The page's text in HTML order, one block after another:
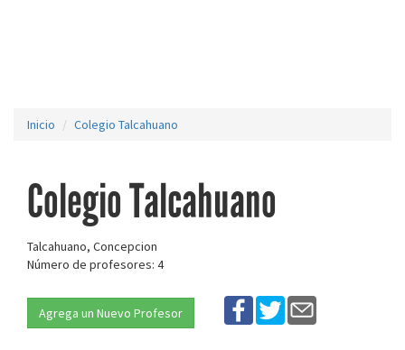
Inicio Colegio Talcahuano
Colegio Talcahuano
Talcahuano, Concepcion
Número de profesores: 4
Agrega un Nuevo Profesor